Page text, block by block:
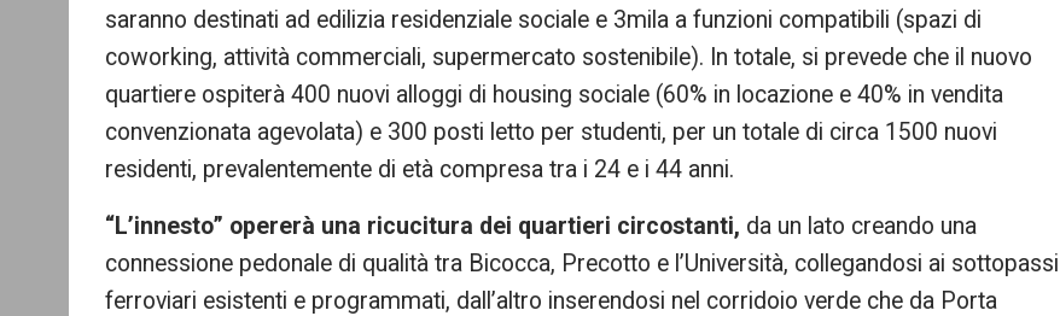
saranno destinati ad edilizia residenziale sociale e 3mila a funzioni compatibili (spazi di
coworking, attività commerciali, supermercato sostenibile). In totale, si prevede che il nuovo
quartiere ospiterà 400 nuovi alloggi di housing sociale (60% in locazione e 40% in vendita
convenzionata agevolata) e 300 posti letto per studenti, per un totale di circa 1500 nuovi
residenti, prevalentemente di età compresa tra i 24 e i 44 anni.
“L’innesto” opererà una ricucitura dei quartieri circostanti, da un lato creando una
connessione pedonale di qualità tra Bicocca, Precotto e l’Università, collegandosi ai sottopassi
ferroviari esistenti e programmati, dall’altro inserendosi nel corridoio verde che da Porta